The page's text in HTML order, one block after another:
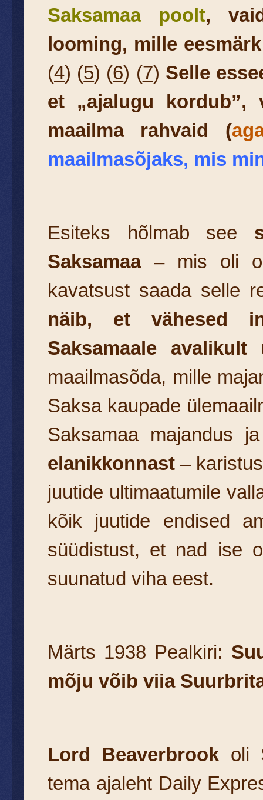
Saksamaa poolt,
looming, mille
(4) (5) (6) (7) Selle
et „ajalugu
maailma rahvaid (
maailmasõjaks, mis
Esiteks hõlmab see
Saksamaa– mis oli
kavatsust saada selle
näib, et vähesed
Saksamaale avalikult
maailmasõda, mille
Saksa kaupade
Saksamaa majandus
elanikkonnast –
juutide ultimaatumile
kõik juutide endised
süüdistust, et nad ise
suunatud viha eest.
Märts 1938 Pealkiri:
mõju võib viia
Lord Beaverbrook oli
tema ajaleht Daily